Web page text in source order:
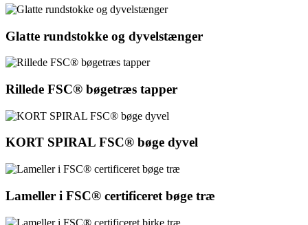
Glatte rundstokke og dyvelstænger
Rillede FSC® bøgetræs tapper
KORT SPIRAL FSC® bøge dyvel
Lameller i FSC® certificeret bøge træ